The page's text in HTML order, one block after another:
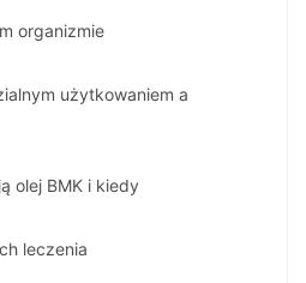
organizmie
użytkowaniem a
olej BMK i kiedy
leczenia